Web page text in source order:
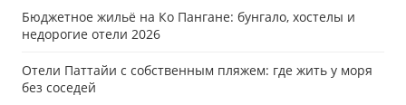
Бюджетное жильё на Ко Пангане: бунгало, хостелы и
недорогие отели 2026
Отели Паттайи с собственным пляжем: где жить у моря
без соседей